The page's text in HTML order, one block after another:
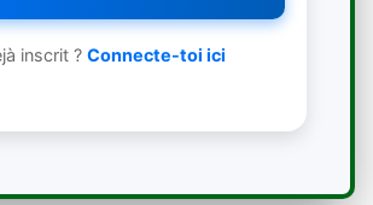
inscrit ? Connecte-toi ici